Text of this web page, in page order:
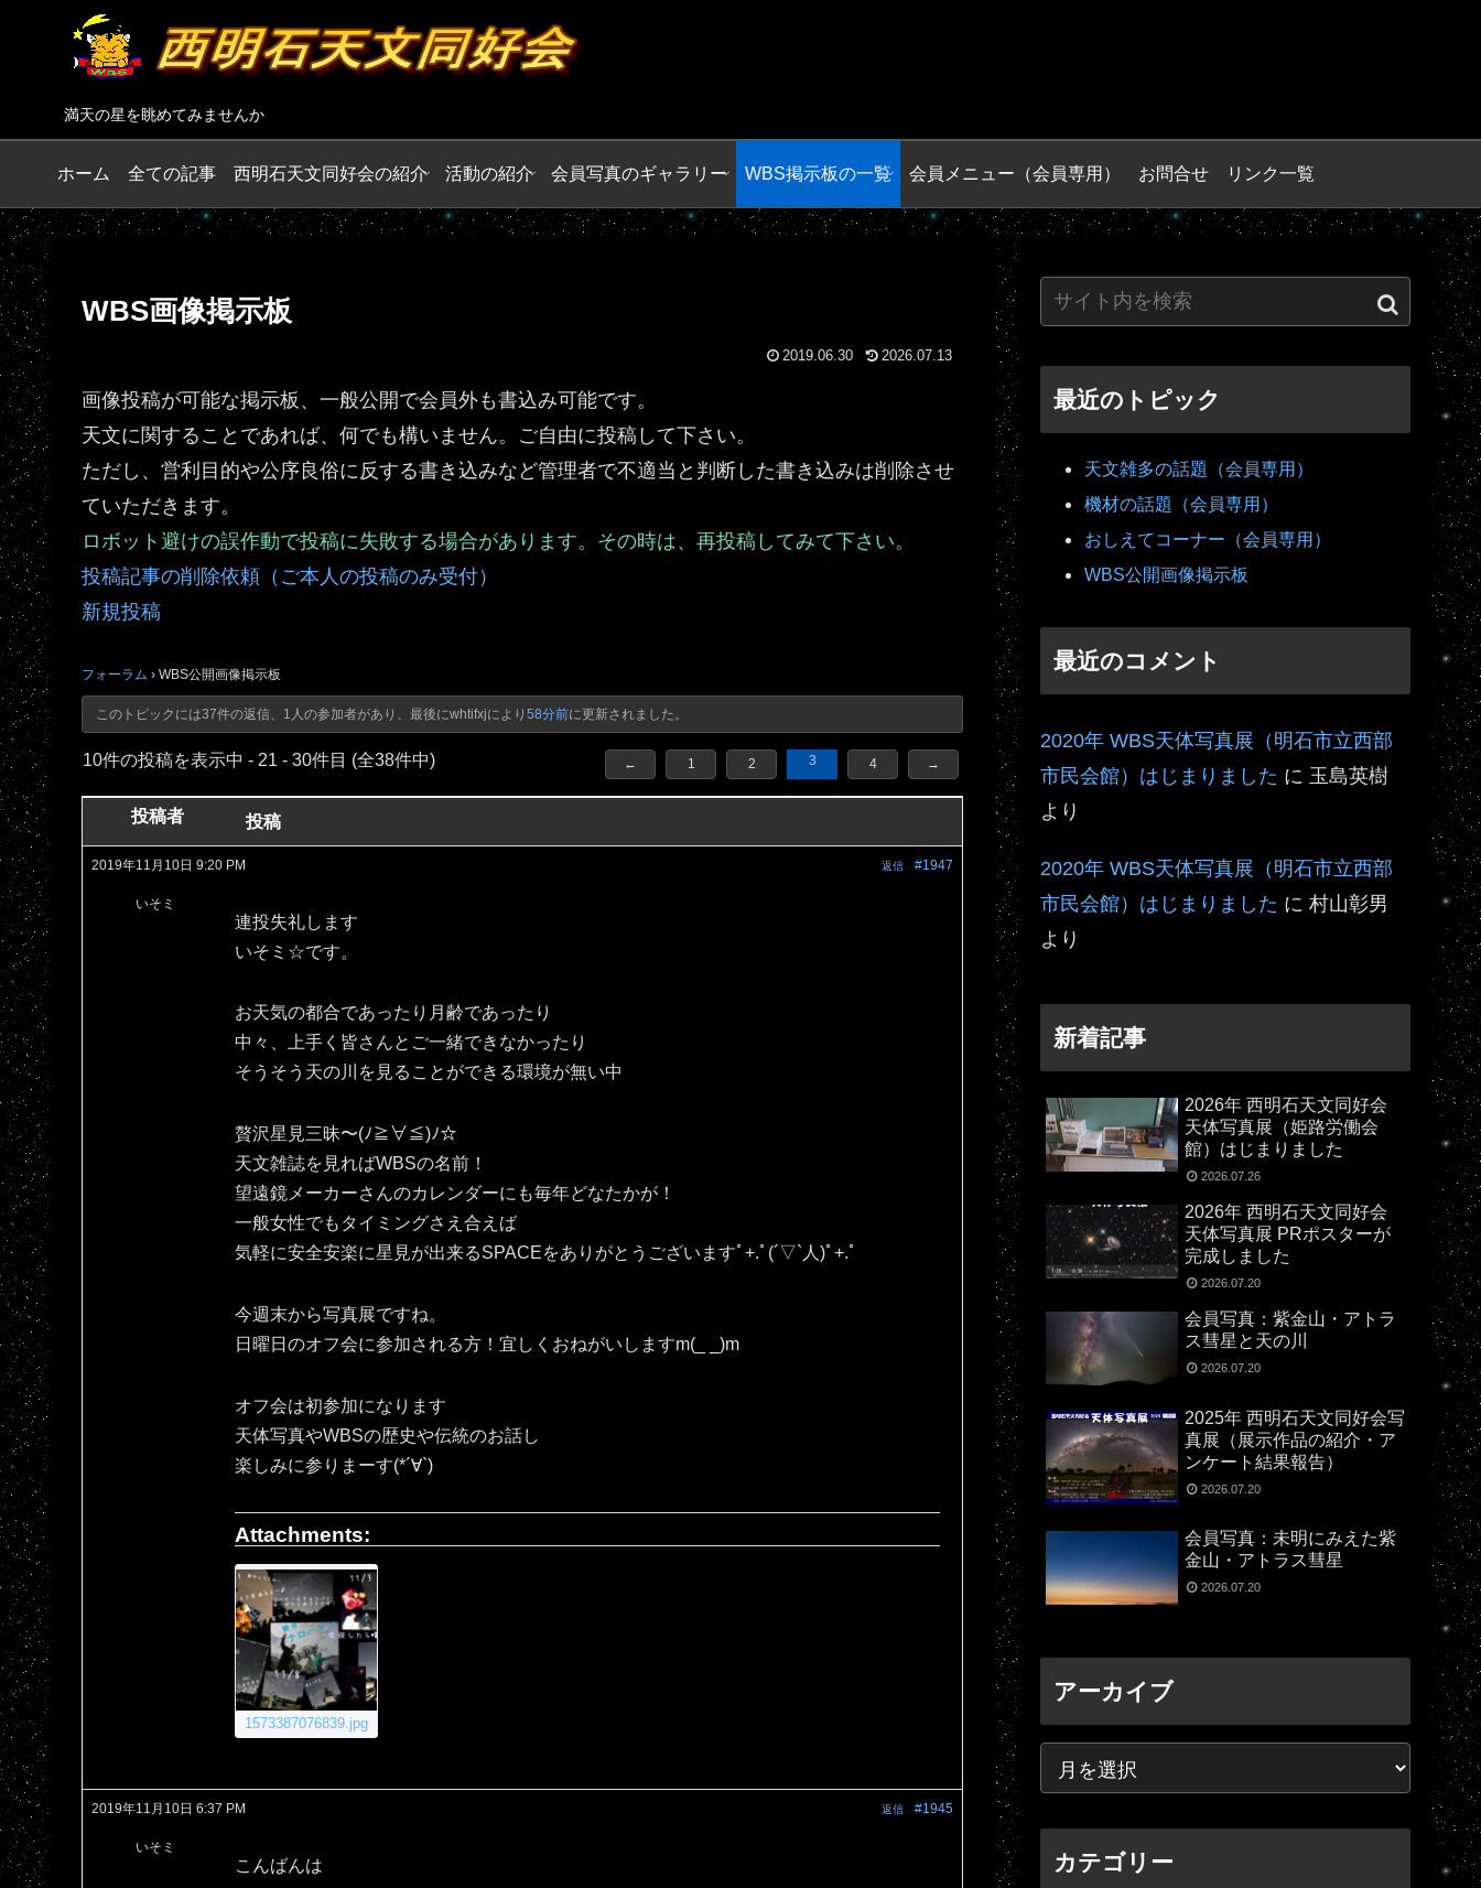
満天の星を眺めてみませんか
ホーム 全ての記事 西明石天文同好会の紹介 活動の紹介 会員写真のギャラリー WBS掲示板の一覧 会員メニュー（会員専用） お問合せ リンク一覧
WBS画像掲示板
2019.06.30 2026.07.13
画像投稿が可能な掲示板、一般公開で会員外も書込み可能です。
天文に関することであれば、何でも構いません。ご自由に投稿して下さい。
ただし、営利目的や公序良俗に反する書き込みなど管理者で不適当と判断した書き込みは削除させ
ていただきます。
ロボット避けの誤作動で投稿に失敗する場合があります。その時は、再投稿してみて下さい。
投稿記事の削除依頼（ご本人の投稿のみ受付）
新規投稿
フォーラム › WBS公開画像掲示板
このトピックには37件の返信、1人の参加者があり、最後にwhtifxjにより 58分前に更新されました。
10件の投稿を表示中 - 21 - 30件目 (全38件中) ← 1 2 3 4 →
投稿者 投稿
2019年11月10日 9:20 PM #1947
返信
いそミ
連投失礼します
いそミ☆です。
お天気の都合であったり月齢であったり
中々、上手く皆さんとご一緒できなかったり
そうそう天の川を見ることができる環境が無い中
贅沢星見三昧〜(ﾉ≧∀≦)ﾉ☆
天文雑誌を見ればWBSの名前！
望遠鏡メーカーさんのカレンダーにも毎年どなたかが！
一般女性でもタイミングさえ合えば
気軽に安全安楽に星見が出来るSPACEをありがとうございますﾟ+.ﾟ(´▽`人)ﾟ+.ﾟ
今週末から写真展ですね。
日曜日のオフ会に参加される方！宜しくおねがいしますm(_ _)m
オフ会は初参加になります
天体写真やWBSの歴史や伝統のお話し
楽しみに参りまーす(*´∀`)
Attachments:
1573387076839.jpg
2019年11月10日 6:37 PM #1945
返信
いそミ
こんばんは
最近のトピック
天文雑多の話題（会員専用）
機材の話題（会員専用）
おしえてコーナー（会員専用）
WBS公開画像掲示板
最近のコメント
2020年 WBS天体写真展（明石市立西部
市民会館）はじまりました に 玉島英樹
より
2020年 WBS天体写真展（明石市立西部
市民会館）はじまりました に 村山彰男
より
新着記事
2026年 西明石天文同好会
天体写真展（姫路労働会
館）はじまりました
2026.07.26
2026年 西明石天文同好会
天体写真展 PRポスターが
完成しました
2026.07.20
会員写真：紫金山・アトラ
ス彗星と天の川
2026.07.20
2025年 西明石天文同好会写
真展（展示作品の紹介・ア
ンケート結果報告）
2026.07.20
会員写真：未明にみえた紫
金山・アトラス彗星
2026.07.20
アーカイブ
カテゴリー